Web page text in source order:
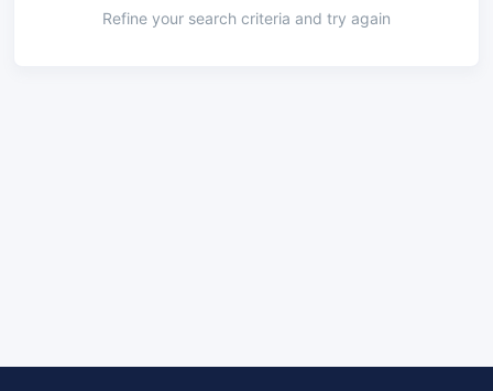
Refine your search criteria and try again